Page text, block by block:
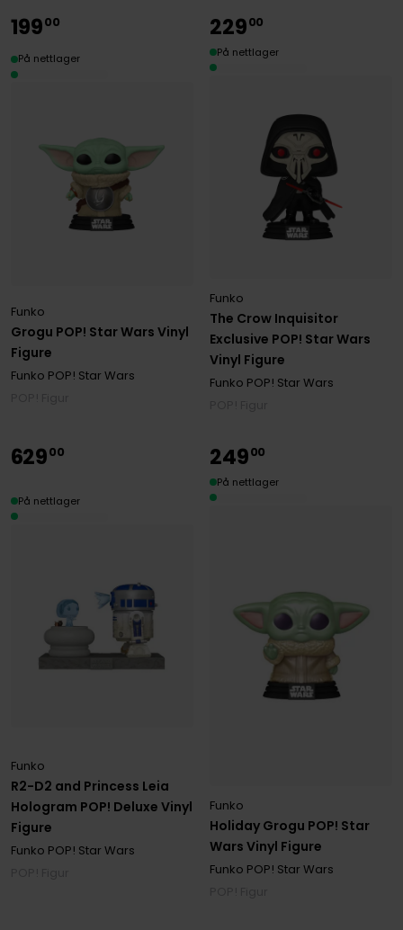
Grogu POP! Star Wars Vinyl
Figure
Funko
Funko POP! Star Wars
19900
På nettlager
The Crow Inquisitor
Exclusive POP! Star Wars
Vinyl Figure
Funko
Funko POP! Star Wars
22900
På nettlager
R2-D2 and Princess Leia
Hologram POP! Deluxe Vinyl
Figure
Funko
Funko POP! Star Wars
62900
På nettlager
Holiday Grogu POP! Star
Wars Vinyl Figure
Funko
Funko POP! Star Wars
24900
På nettlager